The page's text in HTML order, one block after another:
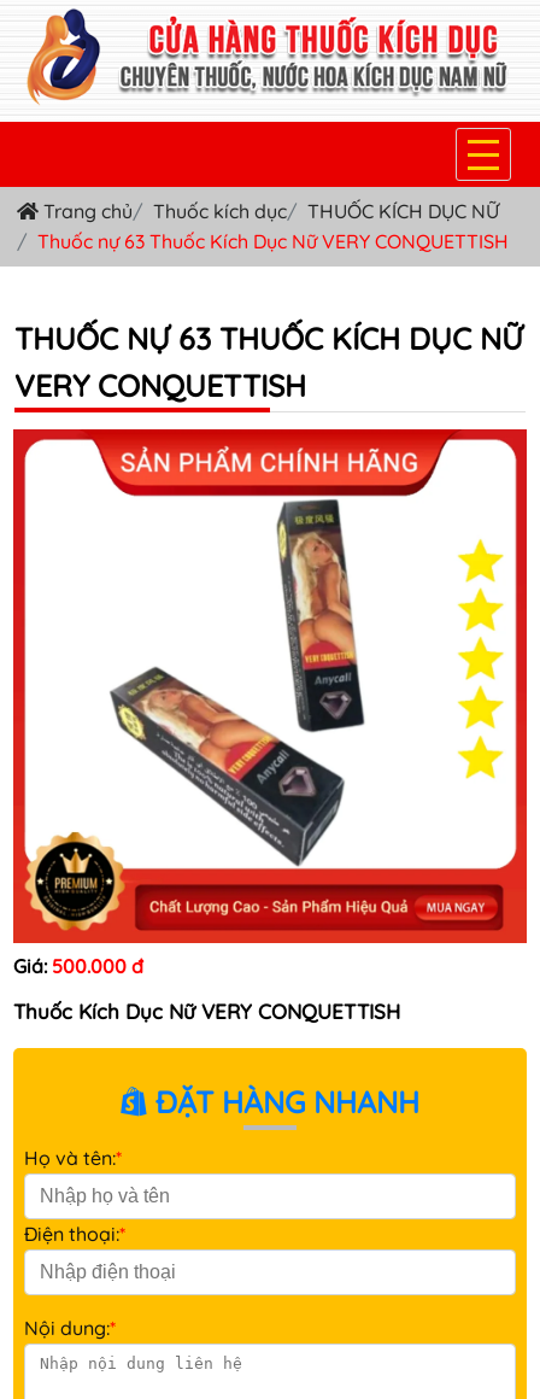
TRANG CHỦ
THUỐC KÍCH DỤC NỮ
THUỐC NƯỚC KÍCH DỤC NAM
THUỐC VIÊN KÍCH DỤC NAM
SẢN PHẨM KHÁC
TIN TỨC & BLOG
Trang chủ Thuốc kích dục
THUỐC KÍCH DỤC NỮ
Thuốc nự 63 Thuốc Kích Dục Nữ VERY CONQUETTISH
THUỐC NỰ 63 THUỐC KÍCH DỤC NỮ
VERY CONQUETTISH
Giá: 500.000 đ
Thuốc Kích Dục Nữ VERY CONQUETTISH
ĐẶT HÀNG NHANH
Họ và tên:*
Điện thoại:*
Nội dung:*